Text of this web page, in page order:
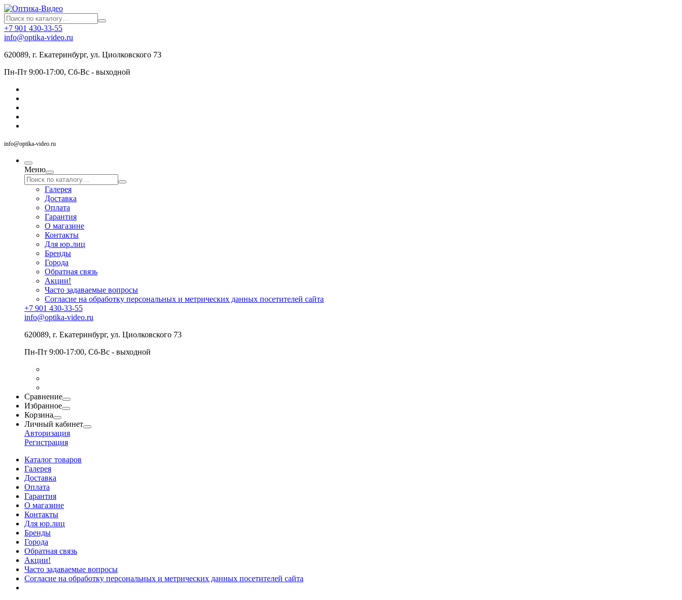
+7 901 430-33-55
info@optika-video.ru
620089, г. Екатеринбург, ул. Циолковского 73
Пн-Пт 9:00-17:00, Сб-Вс - выходной
info@optika-video.ru
Меню
Галерея
Доставка
Оплата
Гарантия
О магазине
Контакты
Для юр.лиц
Бренды
Города
Обратная связь
Акции!
Часто задаваемые вопросы
Согласие на обработку персональных и метрических данных посетителей сайта
+7 901 430-33-55
info@optika-video.ru
620089, г. Екатеринбург, ул. Циолковского 73
Пн-Пт 9:00-17:00, Сб-Вс - выходной
Сравнение
Избранное
Корзина
Личный кабинет
Авторизация
Регистрация
Каталог товаров
Галерея
Доставка
Оплата
Гарантия
О магазине
Контакты
Для юр.лиц
Бренды
Города
Обратная связь
Акции!
Часто задаваемые вопросы
Согласие на обработку персональных и метрических данных посетителей сайта